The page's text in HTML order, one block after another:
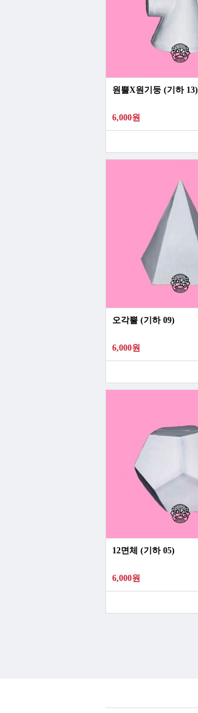
원뿔X원기둥 (기하 13)
6,000원
오각뿔 (기하 09)
6,000원
12면체 (기하 05)
6,000원